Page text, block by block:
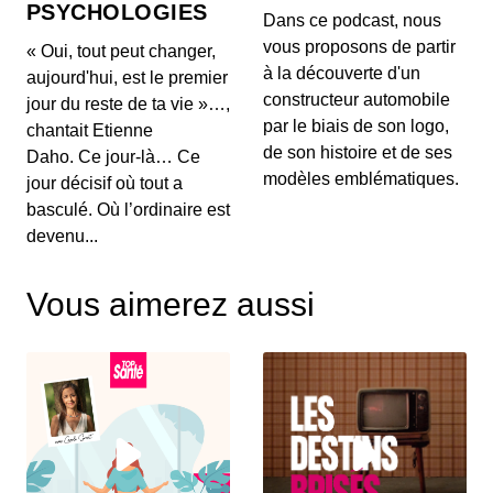
00:03:04 - IL Y A 1 MOIS
Aujourd'hui, on ne va pas parler de génération de
texte ou de simples résumés de réunions, mais d...
Intelligence artificielle : la presse
française réclame 80 millions d’euros à
Brave
00:03:14 - IL Y A 2 MOIS
Aujourd'hui, nous décortiquons ce qui s'annonce
europ...
trois leçons majeures à retenir de cet
00:03:11 - IL Y A 2 MOIS
Comment l'intelligence artificielle
devient un confident pour les jeunes
00:03:16 - IL Y A 2 MOIS
Aujourd'hui, on met de côté les puces et les
serveurs pour parler de sentiments. L'intelligence
PSYCHOLOGIES
« Oui, tout peut changer,
aujourd'hui, est le premier
jour du reste de ta vie »…,
chantait Etienne
Daho. Ce jour-là… Ce
jour décisif où tout a
basculé. Où l’ordinaire est
devenu...
Dans ce podcast, nous
vous proposons de partir
à la découverte d'un
constructeur automobile
par le biais de son logo,
de son histoire et de ses
modèles emblématiques.
Vous aimerez aussi